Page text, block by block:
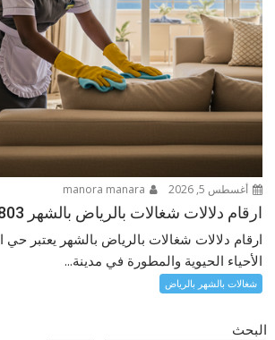
أغسطس 5, 2026
ارقام دلالات شغالات بالرياض بالشهر 0594577803
ارقام دلالات شغالات بالرياض بالشهر يعتبر حي
الأحياء الحيوية والمطورة في مدينة...
شغالات بالشهر بالرياض
البحث